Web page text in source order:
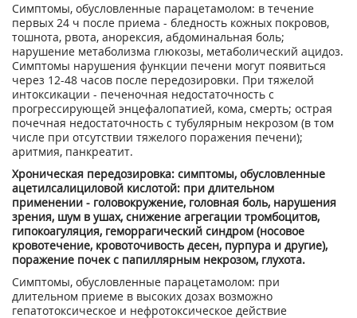
Симптомы, обусловленные парацетамолом: в течение
первых 24 ч после приема - бледность кожных покровов,
тошнота, рвота, анорексия, абдоминальная боль;
нарушение метаболизма глюкозы, метаболический ацидоз.
Симптомы нарушения функции печени могут появиться
через 12-48 часов после передозировки. При тяжелой
интоксикации - печеночная недостаточность с
прогрессирующей энцефалопатией, кома, смерть; острая
почечная недостаточность с тубулярным некрозом (в том
числе при отсутствии тяжелого поражения печени);
аритмия, панкреатит.
Хроническая передозировка: симптомы, обусловленные
ацетилсалициловой кислотой: при длительном
применении - головокружение, головная боль, нарушения
зрения, шум в ушах, снижение агрегации тромбоцитов,
гипокоагуляция, геморрагический синдром (носовое
кровотечение, кровоточивость десен, пурпура и другие),
поражение почек с папиллярным некрозом, глухота.
Симптомы, обусловленные парацетамолом: при
длительном приеме в высоких дозах возможно
гепатотоксическое и нефротоксическое действие